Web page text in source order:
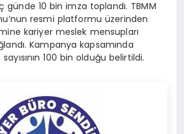
günde 10 bin imza toplandı. TBMM
resmi platformu üzerinden
kariyer meslek mensupları
Kampanya kapsamında
100 bin olduğu belirtildi.